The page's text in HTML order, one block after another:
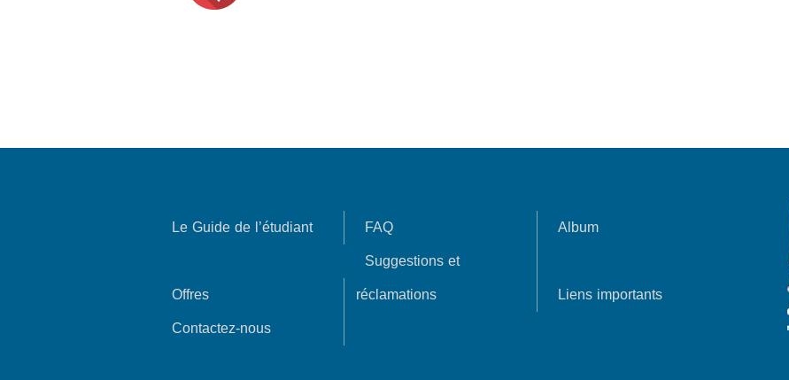
Le Guide de l’étudiant FAQ Album
Offres
Suggestions et
réclamations
Liens importants
Contactez-nous